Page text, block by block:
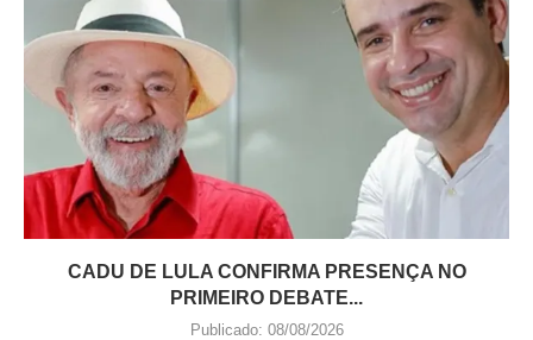
CADU DE LULA CONFIRMA PRESENÇA NO
PRIMEIRO DEBATE...
Publicado: 08/08/2026